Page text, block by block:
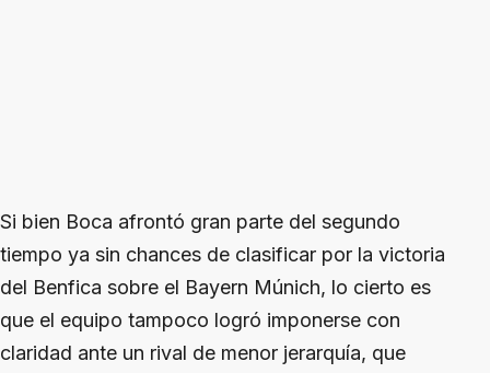
Si bien Boca afrontó gran parte del segundo
tiempo ya sin chances de clasificar por la victoria
del Benfica sobre el Bayern Múnich, lo cierto es
que el equipo tampoco logró imponerse con
claridad ante un rival de menor jerarquía, que